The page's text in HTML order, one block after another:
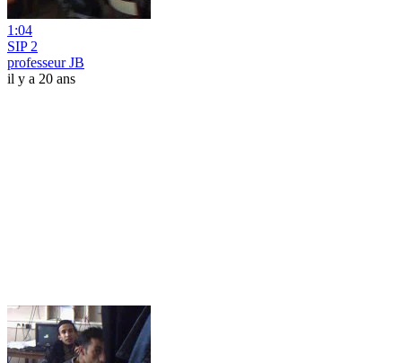
1:04
SIP 2
professeur JB
il y a 20 ans